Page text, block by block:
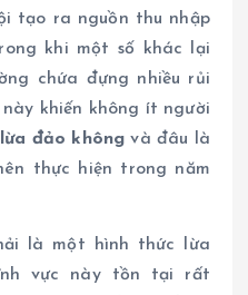
tạo ra nguồn thu nhập
khi một số khác lại
chứa đựng nhiều rủi
khiến không ít người
đảo khôngvà đâu là
thực hiện trong năm
là một hình thức lừa
vực này tồn tại rất